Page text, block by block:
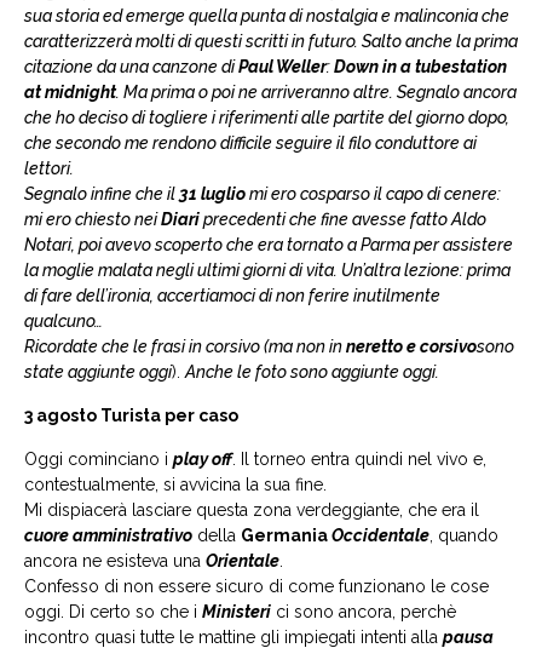
sua storia ed emerge quella punta di nostalgia e malinconia che
caratterizzerà molti di questi scritti in futuro. Salto anche la prima
citazione da una canzone diPaul Weller:Down in a tubestation
at midnight. Ma prima o poi ne arriveranno altre. Segnalo ancora
che ho deciso di togliere i riferimenti alle partite del giorno dopo,
che secondo me rendono difficile seguire il filo conduttore ai
lettori.
Segnalo infine che il 31 lugliomi ero cosparso il capo di cenere:
mi ero chiesto neiDiariprecedenti che fine avesse fatto Aldo
Notari, poi avevo scoperto che era tornato a Parma per assistere
la moglie malata negli ultimi giorni di vita. Un’altra lezione: prima
di fare dell’ironia, accertiamoci di non ferire inutilmente
qualcuno…
Ricordate che le frasi in corsivo (ma non inneretto e corsivosono
state aggiunte oggi). Anche le foto sono aggiunte oggi.
3 agosto Turista per caso
Oggi cominciano i play off. Il torneo entra quindi nel vivo e,
contestualmente, si avvicina la sua fine.
Mi dispiacerà lasciare questa zona verdeggiante, che era il
cuore amministrativo della GermaniaOccidentale , quando
ancora ne esisteva una Orientale
Confesso di non essere sicuro di come funzionano le cose
oggi. Di certo so che i Ministeri ci sono ancora, perchè
incontro quasi tutte le mattine gli impiegati intenti alla pausa